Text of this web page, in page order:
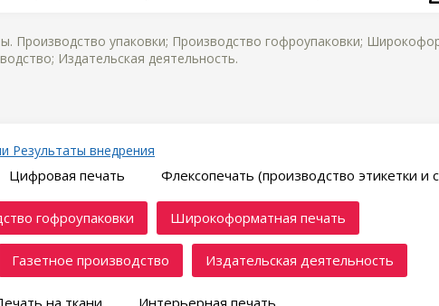
Производство упаковки; Производство гофроупаковки;
Издательская деятельность.
Результаты внедрения
Цифровая печать Флексопечать (производство этикетки и
гофроупаковки Широкоформатная печать
Газетное производство Издательская деятельность
на ткани Интерьерная печать